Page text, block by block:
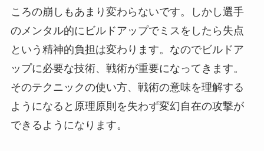
ころの崩しもあまり変わらないです。しかし選手
のメンタル的にビルドアップでミスをしたら失点
という精神的負担は変わります。なのでビルドア
ップに必要な技術、戦術が重要になってきます。
そのテクニックの使い方、戦術の意味を理解する
ようになると原理原則を失わず変幻自在の攻撃が
できるようになります。